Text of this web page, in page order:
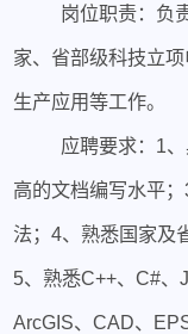
岗位职责：负
家、省部级科技立
生产应用等工作。
应聘要求：1
高的文档编写水平
法；4、熟悉国家及
5、熟悉C++、C#、
ArcGIS、CAD、